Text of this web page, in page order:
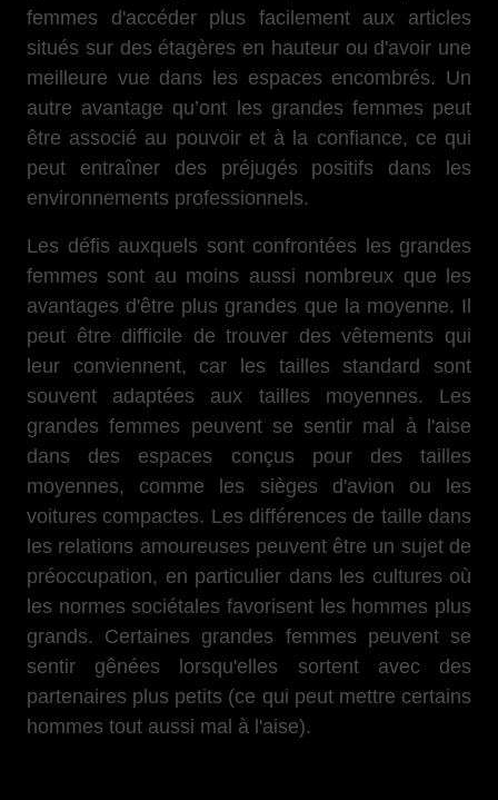
femmes d'accéder plus facilement aux articles
situés sur des étagères en hauteur ou d'avoir une
meilleure vue dans les espaces encombrés. Un
autre avantage qu’ont les grandes femmes peut
être associé au pouvoir et à la confiance, ce qui
peut entraîner des préjugés positifs dans les
environnements professionnels.
Les défis auxquels sont confrontées les grandes
femmes sont au moins aussi nombreux que les
avantages d'être plus grandes que la moyenne. Il
peut être difficile de trouver des vêtements qui
leur conviennent, car les tailles standard sont
souvent adaptées aux tailles moyennes. Les
grandes femmes peuvent se sentir mal à l'aise
dans des espaces conçus pour des tailles
moyennes, comme les sièges d'avion ou les
voitures compactes. Les différences de taille dans
les relations amoureuses peuvent être un sujet de
préoccupation, en particulier dans les cultures où
les normes sociétales favorisent les hommes plus
grands. Certaines grandes femmes peuvent se
sentir gênées lorsqu'elles sortent avec des
partenaires plus petits (ce qui peut mettre certains
hommes tout aussi mal à l'aise).